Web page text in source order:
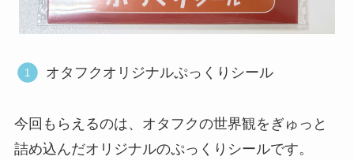
オタフクオリジナルぷっくりシール
今回もらえるのは、オタフクの世界観をぎゅっと
詰め込んだオリジナルのぷっくりシールです。